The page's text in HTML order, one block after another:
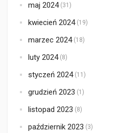
maj 2024(31)
kwiecień 2024(19)
marzec 2024(18)
luty 2024(8)
styczeń 2024(11)
grudzień 2023 (1)
listopad 2023 (8)
październik 2023 (3)